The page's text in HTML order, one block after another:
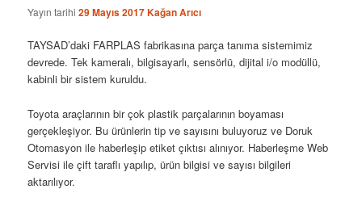
Yayın tarihi29 Mayıs 2017Kağan Arıcı
TAYSAD’daki FARPLAS fabrikasına parça tanıma sistemimiz
devrede. Tek kameralı, bilgisayarlı, sensörlü, dijital i/o modüllü,
kabinli bir sistem kuruldu.
Toyota araçlarının bir çok plastik parçalarının boyaması
gerçekleşiyor. Bu ürünlerin tip ve sayısını buluyoruz ve Doruk
Otomasyon ile haberleşip etiket çıktısı alınıyor. Haberleşme Web
Servisi ile çift taraflı yapılıp, ürün bilgisi ve sayısı bilgileri
aktarılıyor.